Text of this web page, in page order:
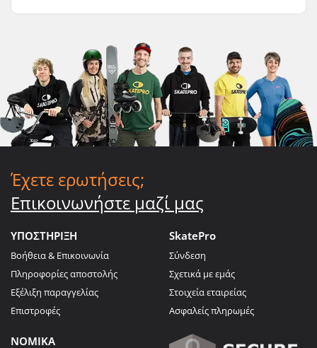
Έχετε ερωτήσεις;
Επικοινωνήστε μαζί μας
ΥΠΟΣΤΗΡΙΞΗ
Βοήθεια & Επικοινωνία
Πληροφορίες αποστολής
Εξέλιξη παραγγελίας
Επιστροφές
SkatePro
Σύνδεση
Σχετικά με εμάς
Στοιχεία εταιρείας
Ασφαλείς πληρωμές
ΝΟΜΙΚΑ